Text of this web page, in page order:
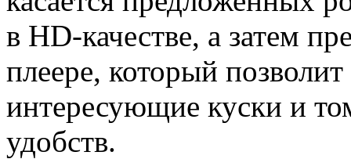
в HD-качестве, а затем
плеере, который позволит
интересующие куски и
удобств.